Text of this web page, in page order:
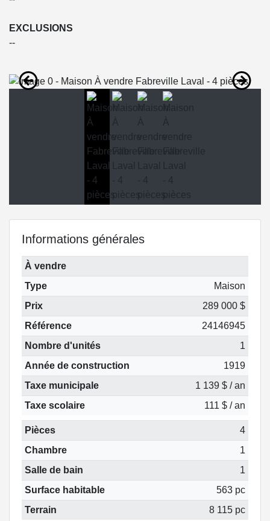
EXCLUSIONS
--
Informations générales
À vendre
Type
Maison
Prix
289 000 $
Référence
24146945
Nombre d'unités
1
Année de construction
1919
Taxe municipale
1 139 $ / an
Taxe scolaire
111 $ / an
Pièces
4
Chambre
1
Salle de bain
1
Surface habitable
563 pc
Terrain
8 115 pc